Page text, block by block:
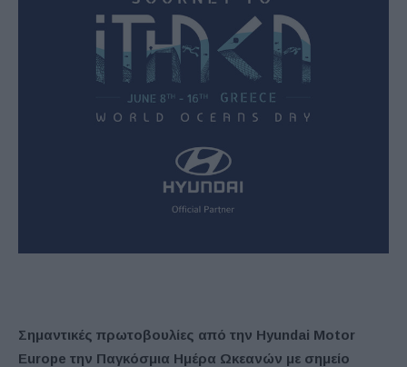
Σημαντικές πρωτοβουλίες από την Hyundai Motor
Europe την Παγκόσμια Ημέρα Ωκεανών με σημείο